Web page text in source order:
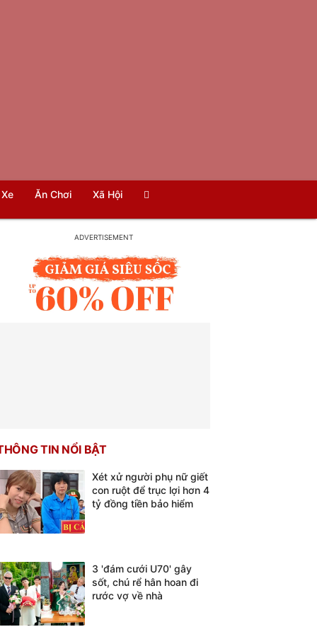
Xe Ăn Chơi Xã Hội
TIN NỔI BẬT
Xét xử người phụ nữ giết
con ruột để trục lợi hơn 4
tỷ đồng tiền bảo hiểm
3 'đám cưới U70' gây
sốt, chú rể hân hoan đi
rước vợ về nhà